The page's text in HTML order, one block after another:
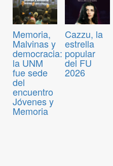
Memoria,
Malvinas y
democracia:
la UNM
fue sede
del
encuentro
Jóvenes y
Memoria
Cazzu, la
estrella
popular
del FU
2026